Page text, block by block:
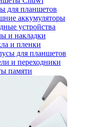
для планшетов
аккумуляторы
устройства
и накладки
и пленки
для планшетов
и переходники
памяти